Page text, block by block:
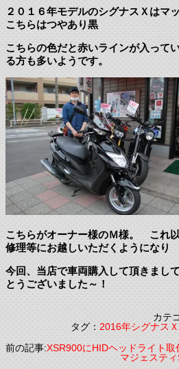
２０１６年モデルのシグナスＸはマ
こちらはつやあり黒
こちらの色だと赤いラインが入って
る方も多いようです。
こちらがオーナー様のＭ様。 これ
修理等にお越しいただくようになり
今回、当店で車両購入して頂きまし
とうございました～！
カテ
タグ：2016年シグナスＸ
前の記事:XSR900にHIDヘッドライト取
マジェステ